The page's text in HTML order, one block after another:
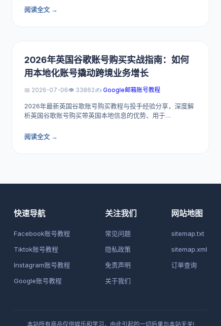
阅读全文 →
2026年英国谷歌账号购买实战指南：如何
用本地化账号撬动跨境业务增长
📅 2026-07-06👁️ 33862✍️ Google邮箱账号教程
2026年最新英国谷歌账号购买教程与投手经验分享，深度解
析英国谷歌账号购买带英国本地信息的优势、用于…
阅读全文 →
快速导航
Facebook账号教程
Tiktok账号教程
Instagram账号教程
Google账号教程
关注我们
常见问题
隐私政策
免责声明
关于我们
网站地图
sitemap.txt
sitemap.xml
订单查询
本站所有商品仅供娱乐和学习，由此引起的一切后果与本站无关!